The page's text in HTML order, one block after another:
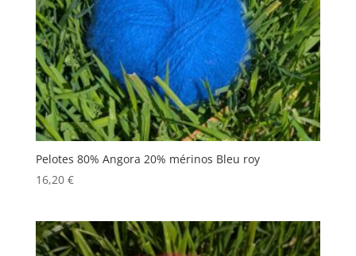
Pelotes 80% Angora 20% mérinos Bleu roy
16,20 €